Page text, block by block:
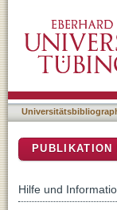
PUBLIKATION
Hilfe und